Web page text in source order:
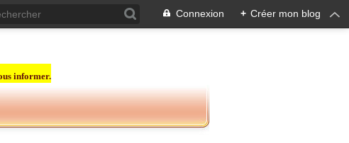
Connexion + Créer mon blog
informer.